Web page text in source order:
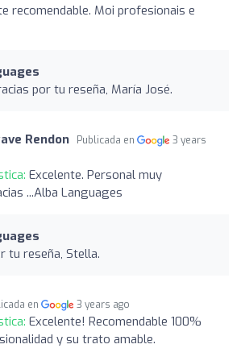
recomendable. Moi profesionais e
por tu reseña, María José.
Rendon Publicada en
3 years
Excelente. Personal muy
...Alba Languages
tu reseña, Stella.
en 3 years ago
Excelente! Recomendable 100%
y su trato amable.